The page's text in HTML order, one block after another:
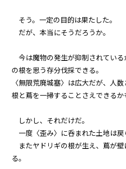
二章 【マ
大作戦
二章 【マ
大作戦
第四話 会
第五話
そう。一定の目的は果たした。
だが、本当にそうだろうか。
今は魔物の発生が抑制されてい
の根を思う存分伐採できる。
〈無限荒廃城塞〉は広大だが、人
根と蔦を一掃することさえできるか
しかし、それだけだ。
一度〈歪み〉に呑まれた土地は戻
またヤドリギの根が生え、蔦が
る。